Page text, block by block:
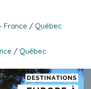
France / Québec
/ Québec